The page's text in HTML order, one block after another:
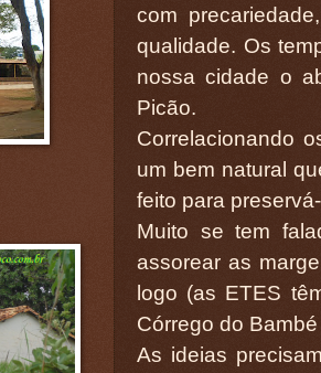
com
qualidade. Os
nossa cidade o
Picão.
Correlacionando
um bem natural
feito para
Muito se tem
assorear as
logo (as ETES
Córrego do
As ideias